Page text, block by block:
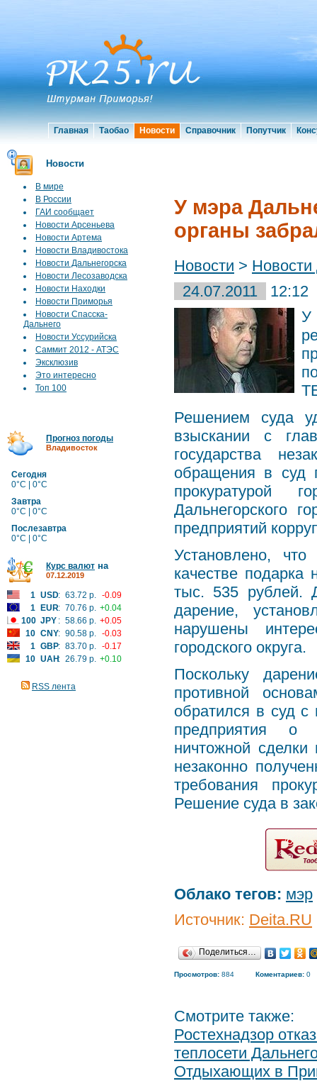
Главная Таобао Новости Справочник Попутчик
Новости
В мире
В России
ГАИ сообщает
Новости Арсеньева
Новости Артема
Новости Владивостока
Новости Дальнегорска
Новости Лесозаводска
Новости Находки
Новости Приморья
Новости Спасска-
Дальнего
Новости Уссурийска
Саммит 2012 - АТЭС
Эксклюзив
Это интересно
Топ 100
Прогноз погоды
Владивосток
Сегодня
0°C | 0°C
Завтра
0°C | 0°C
Послезавтра
0°C | 0°C
Курс валют на
07.12.2019
1 USD: 63.72 р. -0.09
1
EUR: 70.76 р. +0.04
100 JPY : 58.66 р. +0.05
10 CNY: 90.58 р. -0.03
1 GBP: 83.70 р. -0.17
10 UAH: 26.79 р. +0.10
RSS лента
У мэра
органы
Новости > Новости
24.07.2011
12:12
У
Решением суда
взыскании с
государства
обращения в суд
прокуратурой
Дальнегорского
предприятий
Установлено,
качестве
тыс. 535 рублей.
дарение,
нарушены
городского округа.
Поскольку
противной
обратился в суд с
предприятия о
ничтожной сделки
незаконно
требования
Решение суда в
Облако тегов: мэр
Источник: Deita.RU
Поделиться…
Просмотров: 884 Коментариев: 0
Смотрите также:
Ростехнадзор
теплосети
Отдыхающих в